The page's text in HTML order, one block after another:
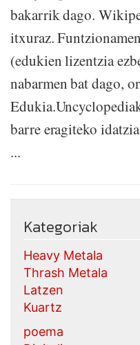
bakarrik dago.
itxuraz.
(edukien lizentzia
nabarmen bat dago,
barre eragiteko
...
Kategoriak
Heavy Metala
Thrash Metala
Latzen
Kuartz
poema